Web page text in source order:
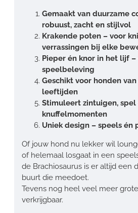
Gemaakt van duurzame
robuust, zacht en stijlvol
Krakende poten – voor
verrassingen bij elke
Pieper én knor in het lijf
speelbeleving
Geschikt voor honden
leeftijden
Stimuleert zintuigen, spel
knuffelmomenten
Uniek design – speels én
Of jouw hond nu lekker wil
of helemaal losgaat in een
de Brachiosaurus is er altijd een
buurt die meedoet.
Tevens nog heel veel meer
verkrijgbaar.